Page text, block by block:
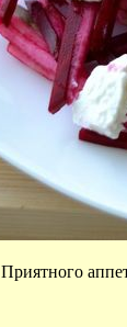
Приятного